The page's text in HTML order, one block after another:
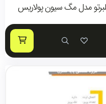
مدل مگ سیون پولاریس